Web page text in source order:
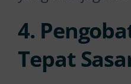
4.
Tepat